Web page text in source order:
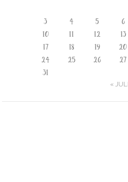
3
4 5 6
10
11 12 13
17
18 19 20
24
25 26 27
31
« JULI